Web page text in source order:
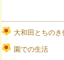
大和田とちの
園での生活